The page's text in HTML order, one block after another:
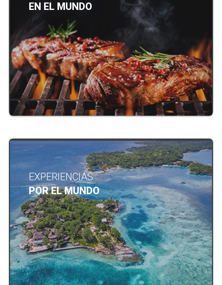
EN EL MUNDO
EXPERIENCIAS
POR EL MUNDO